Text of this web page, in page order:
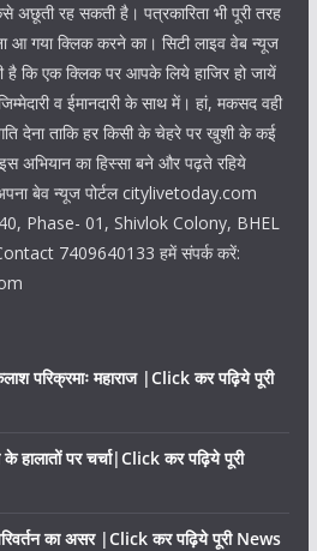
अछूती रह सकती है। पत्रकारिता भी पूरी तरह
आ गया क्लिक करने का। सिटी लाइव वेब न्यूज
कि एक क्लिक पर आपके लिये हाजिर हो जायें
व ईमानदारी के साथ में। हां, मकसद वही
देना ताकि हर किसी के चेहरे पर खुशी के कई
अभियान का हिस्सा बने और पढ़ते रहिये
बेव न्यूज पोर्टल citylivetoday.com
Phase- 01, Shivlok Colony, BHEL
7409640133 हमें संपर्क करें:
परिक्रमाः महाराज |Click कर पढ़िये पूरी
हालातों पर चर्चा|Click कर पढ़िये पूरी
का असर |Click कर पढ़िये पूरी News